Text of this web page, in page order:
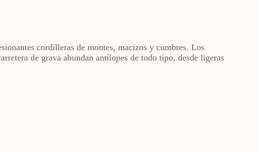
cordilleras de montes, macizos y cumbres. Los
de grava abundan antílopes de todo tipo, desde ligeras